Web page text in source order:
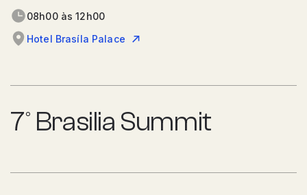
08h00 às 12h00
Hotel Brasíla Palace
7º Brasilia Summit